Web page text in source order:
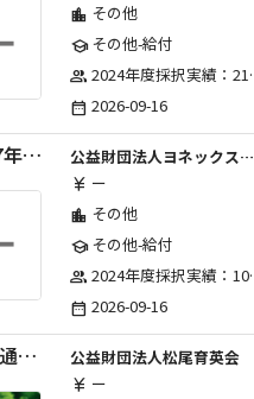
location_city その他
schoolその他-給付
group 2024年度採択実績：21事業（前期11・後期10）、2025年度採択実績：30事業（前期15・後期15）、2026年度採択実績：40事業 ※2026年度より、前期・後期の区分を廃止し、年1回の申請受付となりました。
date_range 2026-09-16
【助成事業】2027年度（通年）ジュニアスポーツ振興に関する助成金
公益財団法人ヨネックススポーツ振興財団
currency_yen ー
location_city その他
schoolその他-給付
group 2024年度採択実績：107事業（前期45・後期62）、2025年度採択実績：103事業（前期48・後期55）、2026年度採択実績：97事業 ※2026年度より、前期・後期の区分を廃止し、年1回の申請受付となりました。
date_range 2026-09-16
【学費・寮費・交通費給付】2027年度第71期育英生募集
公益財団法人松尾育英会
currency_yen ー